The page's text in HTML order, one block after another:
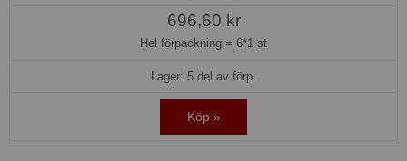
696,60 kr
Hel förpackning = 6*1 st
Lager: 5 del av förp.
Köp »